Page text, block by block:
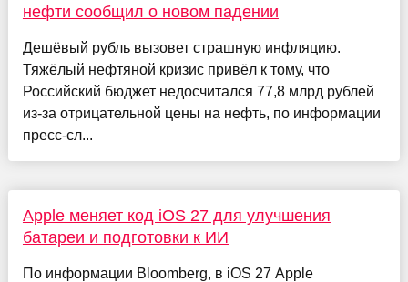
нефти сообщил о новом падении
Дешёвый рубль вызовет страшную инфляцию.
Тяжёлый нефтяной кризис привёл к тому, что
Российский бюджет недосчитался 77,8 млрд рублей
из-за отрицательной цены на нефть, по информации
пресс-сл...
Apple меняет код iOS 27 для улучшения
батареи и подготовки к ИИ
По информации Bloomberg, в iOS 27 Apple